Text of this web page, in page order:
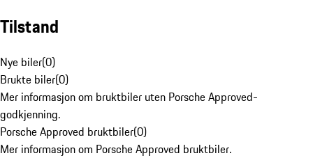
Tilstand
Nye biler(0)
Brukte biler(0)
Mer informasjon om bruktbiler uten Porsche Approved-
godkjenning.
Porsche Approved bruktbiler(0)
Mer informasjon om Porsche Approved bruktbiler.